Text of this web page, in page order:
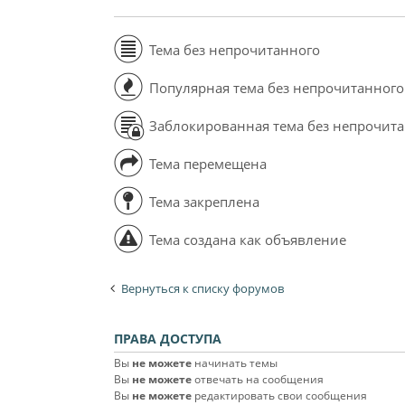
Тема без непрочитанного
Популярная тема без непрочитанного
Заблокированная тема без
Тема перемещена
Тема закреплена
Тема создана как объявление
Вернуться к списку форумов
ПРАВА ДОСТУПА
Вы не можете начинать темы
Вы не можетеотвечать на сообщения
Вы не можете редактировать свои сообщения